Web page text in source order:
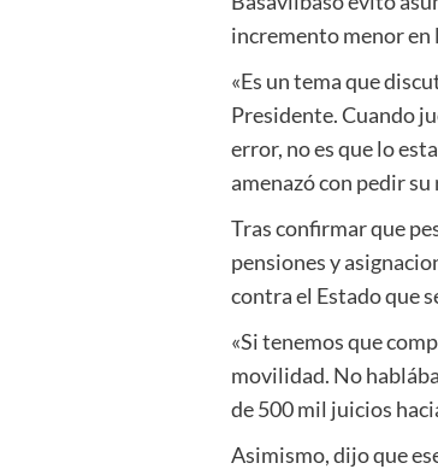
incremento menor en
«Es un tema que
Presidente. Cuando
error, no es que lo
amenazó con pedir
Tras confirmar que
pensiones y
contra el Estado que
«Si tenemos que
movilidad. No
de 500 mil juicios
Asimismo, dijo que